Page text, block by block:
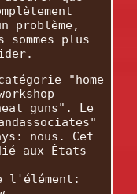
plus
"home
guns". Le
nous. Cet
aux États-
l'élément: